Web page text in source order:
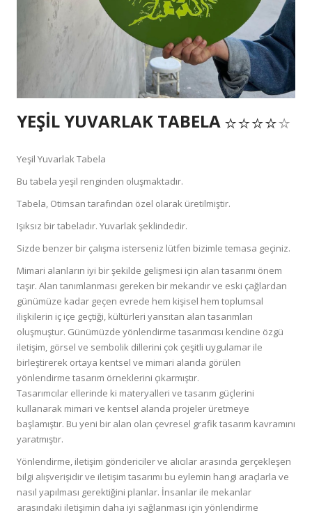
YEŞIL YUVARLAK TABELA
Yeşil Yuvarlak Tabela
Bu tabela yeşil renginden oluşmaktadır.
Tabela, Otimsan tarafından özel olarak üretilmiştir.
Işıksız bir tabeladır. Yuvarlak şeklindedir.
Sizde benzer bir çalışma isterseniz lütfen bizimle temasa geçiniz.
Mimari alanların iyi bir şekilde gelişmesi için alan tasarımı önem
taşır. Alan tanımlanması gereken bir mekandır ve eski çağlardan
günümüze kadar geçen evrede hem kişisel hem toplumsal
ilişkilerin iç içe geçtiği, kültürleri yansıtan alan tasarımları
oluşmuştur. Günümüzde yönlendirme tasarımcısı kendine özgü
iletişim, görsel ve sembolik dillerini çok çeşitli uygulamar ile
birleştirerek ortaya kentsel ve mimari alanda görülen
yönlendirme tasarım örneklerini çıkarmıştır.
Tasarımcılar ellerinde ki materyalleri ve tasarım güçlerini
kullanarak mimari ve kentsel alanda projeler üretmeye
başlamıştır. Bu yeni bir alan olan çevresel grafik tasarım kavramını
yaratmıştır.
Yönlendirme, iletişim göndericiler ve alıcılar arasında gerçekleşen
bilgi alışverişidir ve iletişim tasarımı bu eylemin hangi araçlarla ve
nasıl yapılması gerektiğini planlar. İnsanlar ile mekanlar
arasındaki iletişimin daha iyi sağlanması için yönlendirme